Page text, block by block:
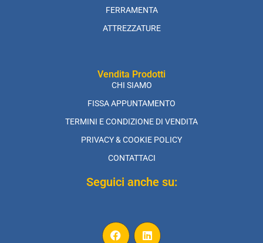
FERRAMENTA
ATTREZZATURE
Vendita Prodotti
CHI SIAMO
FISSA APPUNTAMENTO
TERMINI E CONDIZIONE DI VENDITA
PRIVACY & COOKIE POLICY
CONTATTACI
Seguici anche su: